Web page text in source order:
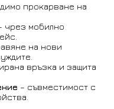
прокарване на
чрез мобилно
на нови
връзка и защита
– съвместимост с